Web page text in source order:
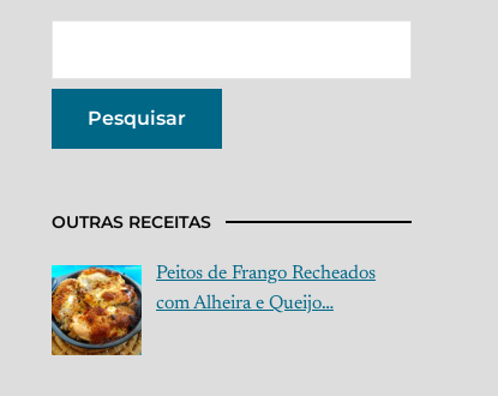
OUTRAS RECEITAS
Peitos de Frango Recheados
com Alheira e Queijo…